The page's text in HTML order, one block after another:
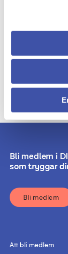
tillsammans
Träffarna
Anmäl er till
Bli medlem i
som tryggar
Bli medlem
Att bli medlem